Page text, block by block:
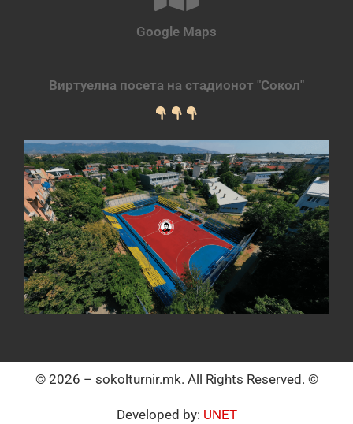
Google Maps
Виртуелна посета на стадионот "Сокол"
© 2026 – sokolturnir.mk. All Rights Reserved. ©
Developed by: UNET